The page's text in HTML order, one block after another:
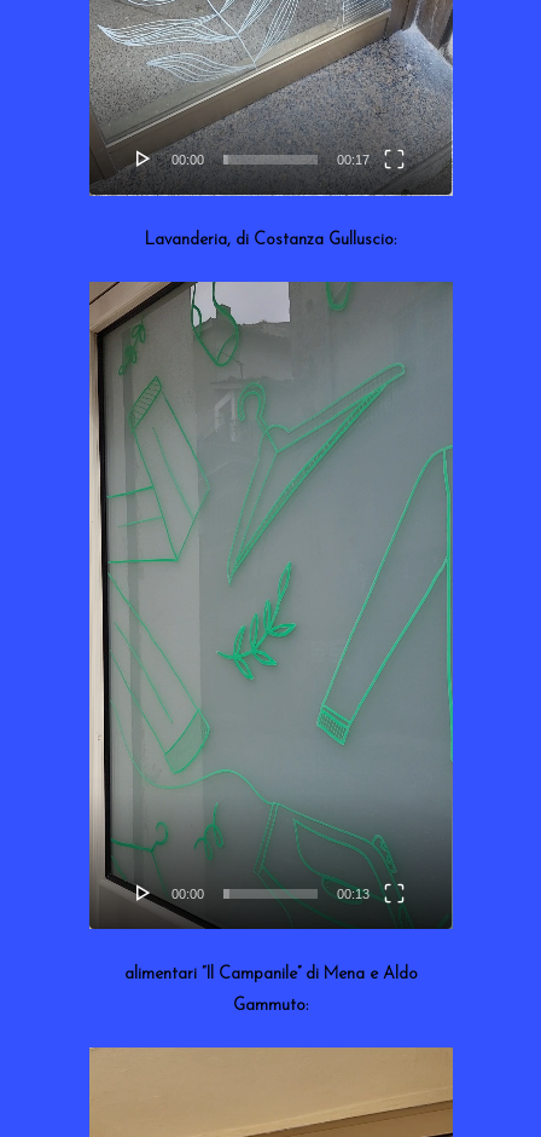
00:00 00:17
Lavanderia, di Costanza Gulluscio:
Lecteur
vidéo
00:00 00:13
alimentari “Il Campanile” di Mena e Aldo
Gammuto: